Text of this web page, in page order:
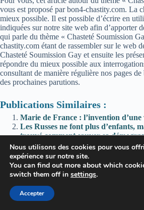
vous est proposé par bon4-chastity.com. La
mieux possible. Il est possible d’écrire en
indiquées sur notre site web afin d’apporter
qui parle du thème « Chasteté Soumission
chastity.com étant de rassembler sur le web
Chasteté Soumission Gay et ensuite les
répondre du mieux possible aux
consultant de manière régulière nos pages
des prochaines parutions.
Publications Similaires :
Marie de France : l’invention d’une
Les Russes ne font plus d’enfants,
trouvé comment sauver sa
chasteté,Psychologie 27 —
la chasteté, par Arnaud Dumouch /
*,Reality sur Reddit
Nous utilisons des cookies pour vous
expérience sur notre site.
You can find out more about which
switch them off in settings.
Accepter